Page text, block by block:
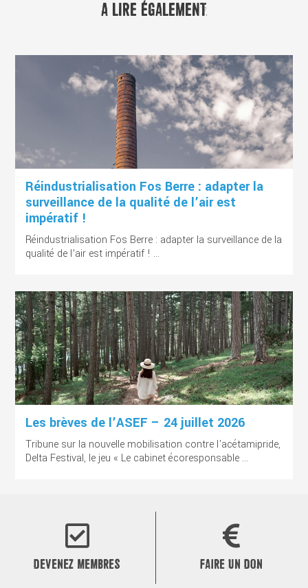
A LIRE ÉGALEMENT
Réindustrialisation Fos Berre : adapter la
surveillance de la qualité de l’air est
impératif !
Réindustrialisation Fos Berre : adapter la surveillance de la
qualité de l’air est impératif ! ...
Les brèves de l’ASEF – 24 juillet 2026
Tribune sur la nouvelle mobilisation contre l'acétamipride,
Delta Festival, le jeu « Le cabinet écoresponsable ...
DEVENEZ MEMBRES FAIRE UN DON